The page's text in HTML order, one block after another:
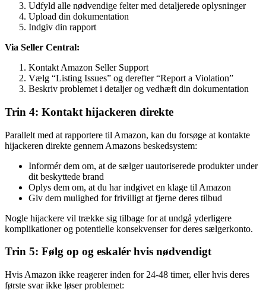
Udfyld alle nødvendige felter med detaljerede oplysninger
Upload din dokumentation
Indgiv din rapport
Via Seller Central:
Kontakt Amazon Seller Support
Vælg “Listing Issues” og derefter “Report a Violation”
Beskriv problemet i detaljer og vedhæft din dokumentation
Trin 4: Kontakt hijackeren direkte
Parallelt med at rapportere til Amazon, kan du forsøge at kontakte
hijackeren direkte gennem Amazons beskedsystem:
Informér dem om, at de sælger uautoriserede produkter under
dit beskyttede brand
Oplys dem om, at du har indgivet en klage til Amazon
Giv dem mulighed for frivilligt at fjerne deres tilbud
Nogle hijackere vil trække sig tilbage for at undgå yderligere
komplikationer og potentielle konsekvenser for deres sælgerkonto.
Trin 5: Følg op og eskalér hvis nødvendigt
Hvis Amazon ikke reagerer inden for 24-48 timer, eller hvis deres
første svar ikke løser problemet: